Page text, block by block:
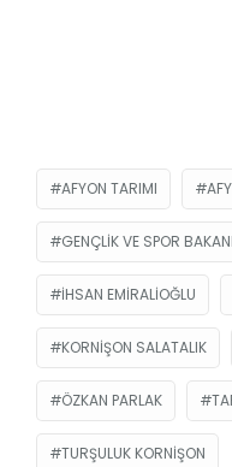
AFYON TARIMI
GENÇLIK VE SPOR
İHSAN EMIRALIOĞLU
KORNIŞON SALATALIK
ÖZKAN PARLAK
TURŞULUK KORNIŞON